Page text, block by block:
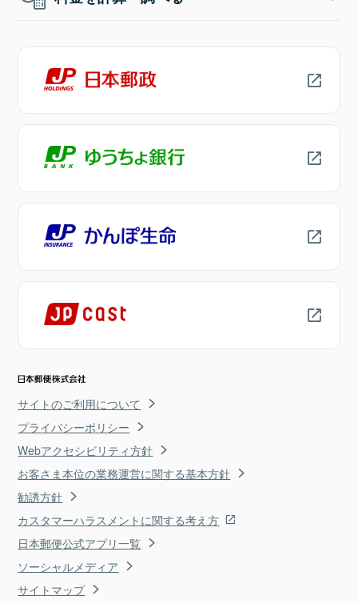
サイトのご利用について
プライバシーポリシー
Webアクセシビリティ方針
お客さま本位の業務運営に関する基本方針
勧誘方針
カスタマーハラスメントに関する考え方
日本郵便公式アプリ一覧
ソーシャルメディア
サイトマップ